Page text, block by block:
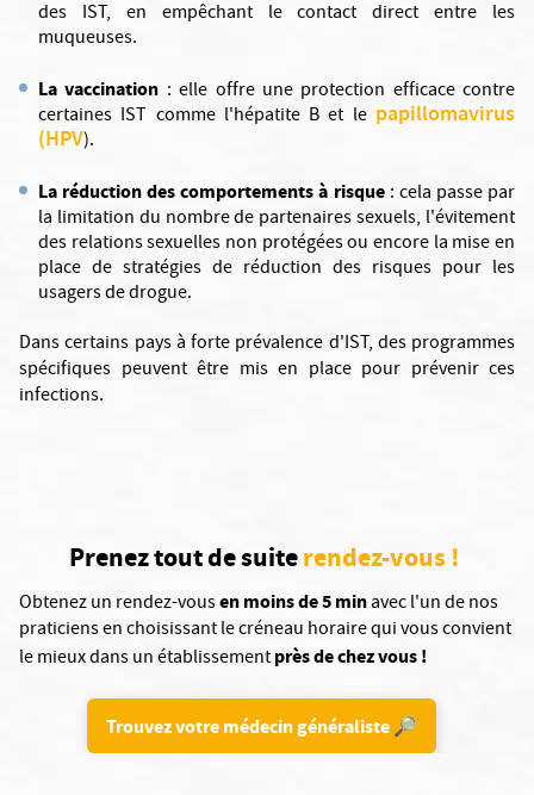
des IST, en empêchant le contact direct entre les
muqueuses.
La vaccination : elle offre une protection efficace contre
certaines IST comme l'hépatite B et le papillomavirus
(HPV).
La réduction des comportements à risque: cela passe par
la limitation du nombre de partenaires sexuels, l'évitement
des relations sexuelles non protégées ou encore la mise en
place de stratégies de réduction des risques pour les
usagers de drogue.
Dans certains pays à forte prévalence d'IST, des programmes
spécifiques peuvent être mis en place pour prévenir ces
infections.
Prenez tout de suiterendez-vous !
Obtenez un rendez-vousen moins de 5 minavec l'un de nos
praticiens en choisissant le créneau horaire qui vous convient
le mieux dans un établissementprès de chez vous !
Trouvez votre médecin généraliste 🔎